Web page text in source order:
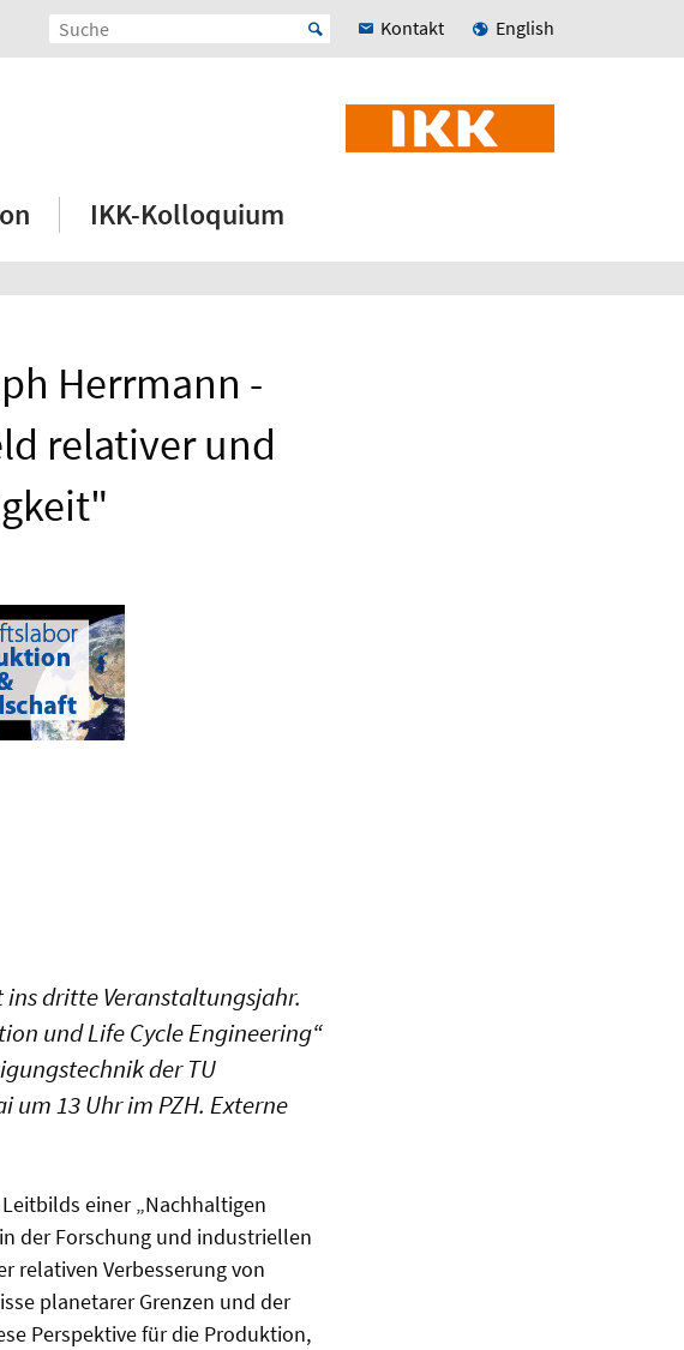
Kontakt English
IKK-Kolloquium
Herrmann -
relativer und
dritte Veranstaltungsjahr.
und Life Cycle Engineering“
der TU
um 13 Uhr im PZH. Externe
einer „Nachhaltigen
der Forschung und industriellen
relativen Verbesserung von
planetarer Grenzen und der
Perspektive für die Produktion,